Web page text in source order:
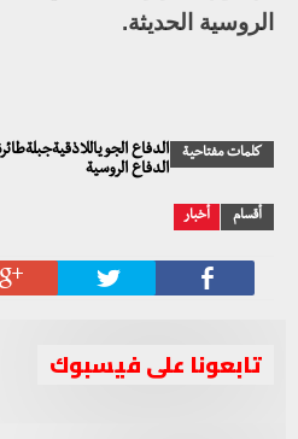
الروسية الحديثة.
كلمات مفتاحية
الدفاع
الدفاع الروسية
أقسام أخبار
تابعونا على فيسبوك